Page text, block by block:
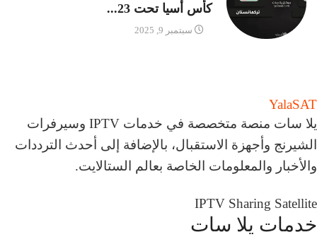
كأس أسيا تحت 23...
سبتمبر 9, 2025
YalaSAT
يلا سات منصة متخصصة في خدمات IPTV وسيرفرات
الشيرنج وأجهزة الاستقبال، بالإضافة إلى أحدث الترددات
والأخبار والمعلومات الخاصة بعالم الستالايت.
IPTV Sharing Satellite
خدمات يلا سات